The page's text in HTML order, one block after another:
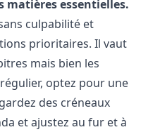
matières essentielles.
culpabilité et
prioritaires. Il vaut
mais bien les
optez pour une
des créneaux
et ajustez au fur et à